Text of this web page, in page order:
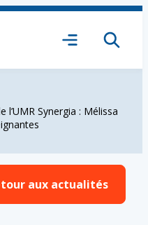
Ouvrir
Synergia : Mélissa
aux actualités